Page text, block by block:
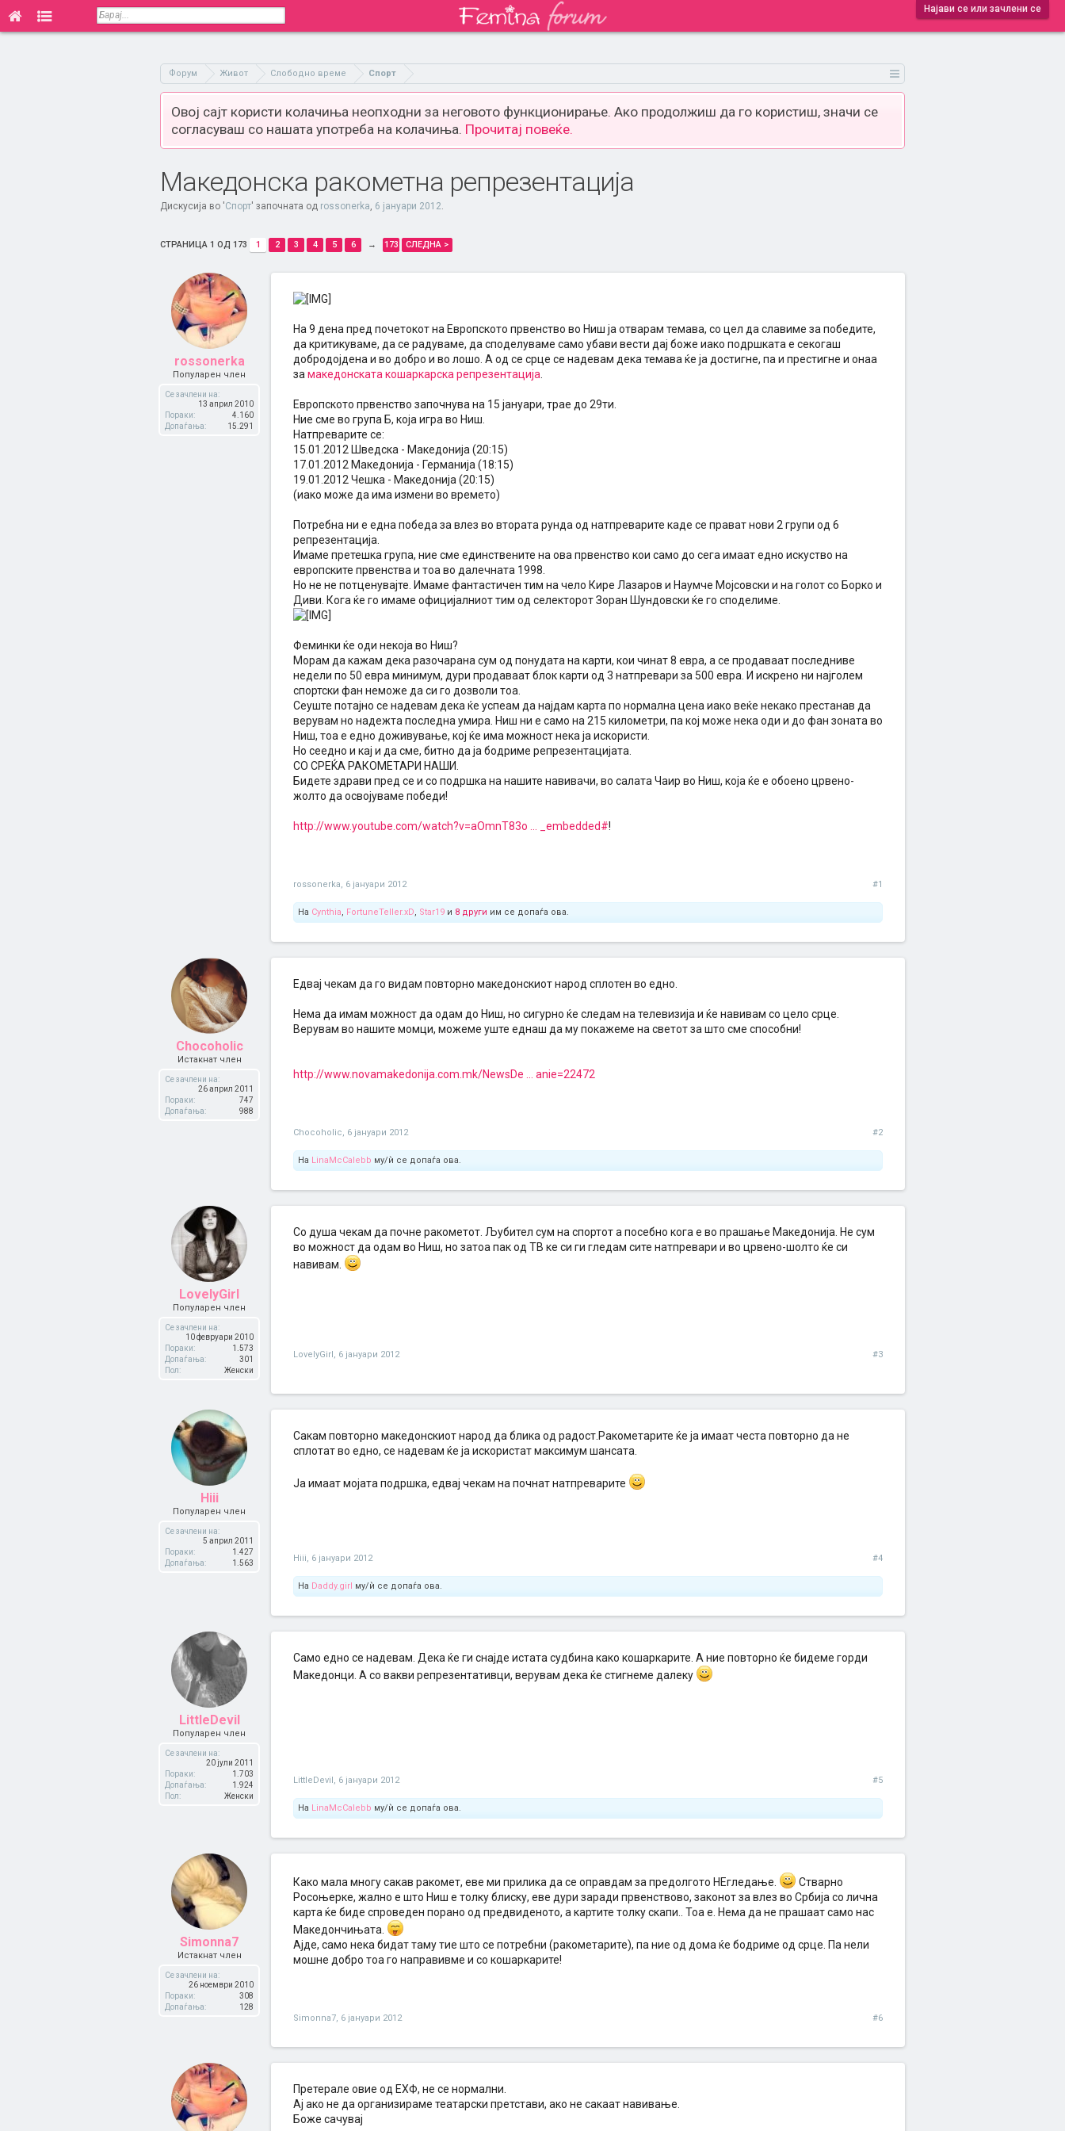
Најави се или зачлени се
Форум Живот Слободно време Спорт
Овој сајт користи колачиња неопходни за неговото функционирање. Ако продолжиш да го користиш, значи се
согласуваш со нашата употреба на колачиња. Прочитај повеќе.
Македонска ракометна репрезентација
Дискусија во 'Спорт' започната од rossonerka, 6 јануари 2012.
СТРАНИЦА 1 ОД 173 1 2 3 4 5 6 → 173 СЛЕДНА >
rossonerka
Популарен член
Се зачлени на:
13 април 2010
Пораки:
4.160
Допаѓања:
15.291
На 9 дена пред почетокот на Европското првенство во Ниш ја отварам темава, со цел да славиме за победите,
да критикуваме, да се радуваме, да споделуваме само убави вести дај боже иако подршката е секогаш
добродојдена и во добро и во лошо. А од се срце се надевам дека темава ќе ја достигне, па и престигне и онаа
за македонската кошаркарска репрезентација
Европското првенство започнува на 15 јануари, трае до 29ти.
Ние сме во група Б, која игра во Ниш.
Натпреварите се:
15.01.2012 Шведска - Македонија (20:15)
17.01.2012 Македонија - Германија (18:15)
19.01.2012 Чешка - Македонија (20:15)
(иако може да има измени во времето)
Потребна ни е една победа за влез во втората рунда од натпреварите каде се прават нови 2 групи од 6
репрезентација.
Имаме претешка група, ние сме единствените на ова првенство кои само до сега имаат едно искуство на
европските првенства и тоа во далечната 1998.
Но не не потценувајте. Имаме фантастичен тим на чело Кире Лазаров и Наумче Мојсовски и на голот со Борко и
Диви. Кога ќе го имаме официјалниот тим од селекторот Зоран Шундовски ќе го споделиме.
Феминки ќе оди некоја во Ниш?
Морам да кажам дека разочарана сум од понудата на карти, кои чинат 8 евра, а се продаваат последниве
недели по 50 евра минимум, дури продаваат блок карти од 3 натпревари за 500 евра. И искрено ни најголем
спортски фан неможе да си го дозволи тоа.
Сеуште потајно се надевам дека ќе успеам да најдам карта по нормална цена иако веќе некако престанав да
верувам но надежта последна умира. Ниш ни е само на 215 километри, па кој може нека оди и до фан зоната во
Ниш, тоа е едно доживување, кој ќе има можност нека ја искористи.
Но сеедно и кај и да сме, битно да ја бодриме репрезентацијата.
СО СРЕЌА РАКОМЕТАРИ НАШИ.
Бидете здрави пред се и со подршка на нашите навивачи, во салата Чаир во Ниш, која ќе е обоено црвено-
жолто да освојуваме победи!
http://www.youtube.com/watch?v=aOmnT83o ... _embedded#!
rossonerka, 6 јануари 2012 #1
На Cynthia, FortuneTeller.xD, Star19 и 8 други им се допаѓа ова.
Chocoholic
Истакнат член
Се зачлени на:
26 април 2011
Пораки:
747
Допаѓања:
988
Едвај чекам да го видам повторно македонскиот народ сплотен во едно.
Нема да имам можност да одам до Ниш, но сигурно ќе следам на телевизија и ќе навивам со цело срце.
Верувам во нашите момци, можеме уште еднаш да му покажеме на светот за што сме способни!
http://www.novamakedonija.com.mk/NewsDe ... anie=22472
Chocoholic, 6 јануари 2012 #2
На LinaMcCalebb му/ѝ се допаѓа ова.
LovelyGirl
Популарен член
Се зачлени на:
10 февруари 2010
Пораки:
1.573
Допаѓања:
301
Пол:
Женски
Со душа чекам да почне ракометот. Љубител сум на спортот а посебно кога е во прашање Македонија. Не сум
во можност да одам во Ниш, но затоа пак од ТВ ке си ги гледам сите натпревари и во црвено-шолто ќе си
навивам.
LovelyGirl, 6 јануари 2012 #3
Hiii
Популарен член
Се зачлени на:
5 април 2011
Пораки:
1.427
Допаѓања:
1.563
Сакам повторно македонскиот народ да блика од радост.Ракометарите ќе ја имаат честа повторно да не
сплотат во едно, се надевам ќе ја искористат максимум шансата.
Ја имаат мојата подршка, едвај чекам на почнат натпреварите
Hiii, 6 јануари 2012 #4
На Daddy.girl му/ѝ се допаѓа ова.
LittleDevil
Популарен член
Се зачлени на:
20 јули 2011
Пораки:
1.703
Допаѓања:
1.924
Пол:
Женски
Само едно се надевам. Дека ќе ги снајде истата судбина како кошаркарите. А ние повторно ќе бидеме горди
Македонци. А со вакви репрезентативци, верувам дека ќе стигнеме далеку
LittleDevil, 6 јануари 2012 #5
На LinaMcCalebb му/ѝ се допаѓа ова.
Simonna7
Истакнат член
Се зачлени на:
26 ноември 2010
Пораки:
308
Допаѓања:
128
Како мала многу сакав ракомет, еве ми прилика да се оправдам за предолгото НЕгледање.
Стварно
Росоњерке, жално е што Ниш е толку блиску, еве дури заради првенствово, законот за влез во Србија со лична
карта ќе биде спроведен порано од предвиденото, а картите толку скапи.. Тоа е. Нема да не прашаат само нас
Македончињата.
Ајде, само нека бидат таму тие што се потребни (ракометарите), па ние од дома ќе бодриме од срце. Па нели
мошне добро тоа го направивме и со кошаркарите!
Simonna7, 6 јануари 2012 #6
Претерале овие од ЕХФ, не се нормални.
Ај ако не да организираме театарски претстави, ако не сакаат навивање.
Боже сачувај